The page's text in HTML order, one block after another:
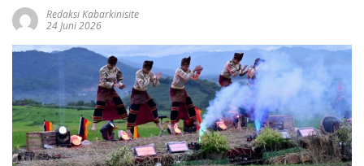
Redaksi Kabarkinisite
24 Juni 2026